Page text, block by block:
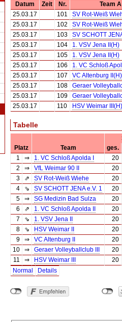
Datum Zeit Nr.
Team A
25.03.17
101
SV Rot-Weiß
25.03.17
102
SV Rot-Weiß
25.03.17
103
SV SCHOTT
25.03.17
104
1. VSV Jena II(H)
25.03.17
105
1. VSV Jena II(H)
25.03.17
106
1. VC Schloß
25.03.17
107
VC Altenburg II(H)
25.03.17
108
Geraer
25.03.17
109
Geraer
25.03.17
110 HSV Weimar III(H)
Tabelle
Platz
Team
ges.
1
⇒ 1. VC Schloß Apolda I
20
2
⇒ VfL Weimar 90 II
20
3
⇗ SV Rot-Weiß Wiehe
20
4
⇘ SV SCHOTT JENA e.V. 1
20
5
⇒ SG Medizin Bad Sulza
20
6
⇗ 1. VC Schloß Apolda II
20
7
⇘ 1. VSV Jena II
20
8
⇘ HSV Weimar II
20
9
⇒ VC Altenburg II
20
10
⇒ Geraer Volleyballclub III
20
11
⇒ HSV Weimar III
20
Normal
Details